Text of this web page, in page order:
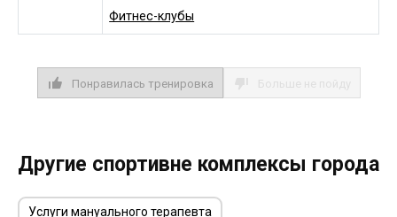
Фитнес-клубы
Понравилась тренировка
Другие спортивне комплексы города
Услуги мануального терапевта